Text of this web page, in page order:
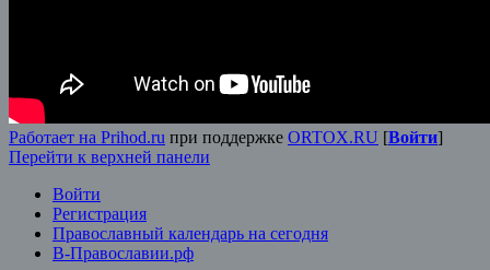
Работает на Prihod.ru при поддержке ORTOX.RU [Войти]
Перейти к верхней панели
Войти
Регистрация
Православный календарь на сегодня
В-Православии.рф